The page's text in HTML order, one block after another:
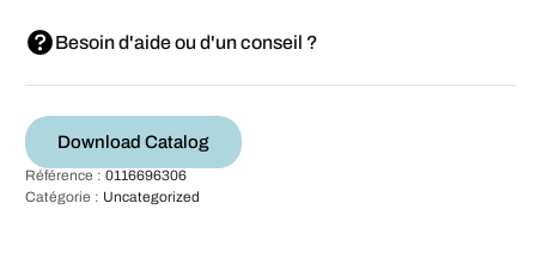
Besoin d'aide ou d'un conseil ?
Download Catalog
Référence : 0116696306
Catégorie : Uncategorized